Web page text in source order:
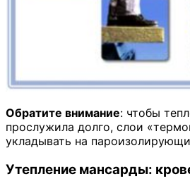
Обратите внимание: чтобы
прослужила долго, слои
укладывать на
Утепление мансарды: